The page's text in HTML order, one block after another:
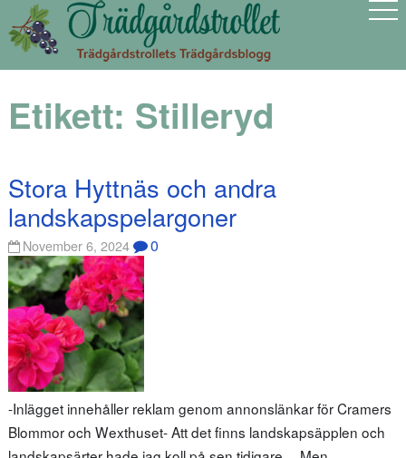
Etikett: Stilleryd
Stora Hyttnäs och andra
landskapspelargoner
November 6, 2024 0
-Inlägget innehåller reklam genom annonslänkar för Cramers
Blommor och Wexthuset- Att det finns landskapsäpplen och